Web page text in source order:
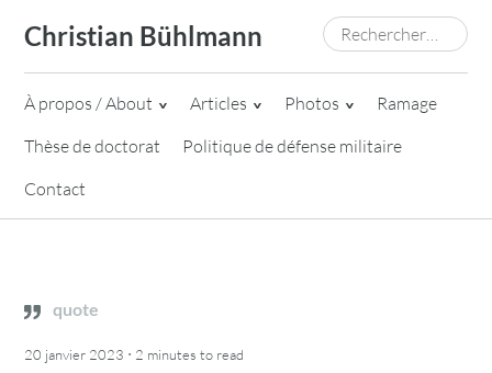
content
Christian Bühlmann Rechercher :
À propos / About Articles Photos
Ramage
Thèse de doctorat
Politique de défense militaire
Contact
quote
20 janvier 2023 · 2 minutes to read